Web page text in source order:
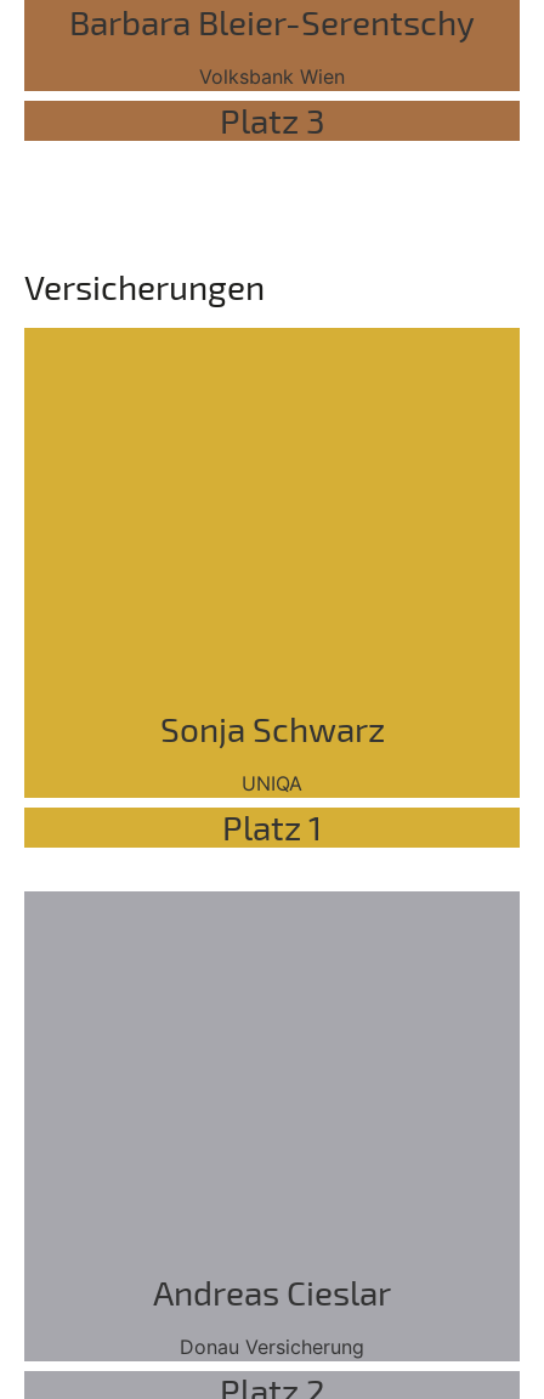
Barbara Bleier-Serentschy
Volksbank Wien
Platz 3
Versicherungen
Sonja Schwarz
UNIQA
Platz 1
Andreas Cieslar
Donau Versicherung
Platz 2